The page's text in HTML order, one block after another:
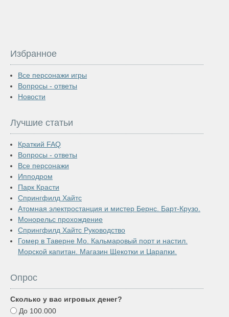
Избранное
Все персонажи игры
Вопросы - ответы
Новости
Лучшие статьи
Краткий FAQ
Вопросы - ответы
Все персонажи
Ипподром
Парк Красти
Спрингфилд Хайтс
Атомная электростанция и мистер Бернс. Барт-Крузо.
Монорельс прохождение
Спрингфилд Хайтс Руководство
Гомер в Таверне Мо. Кальмаровый порт и настил.
Морской капитан. Магазин Щекотки и Царапки.
Опрос
Сколько у вас игровых денег?
До 100.000